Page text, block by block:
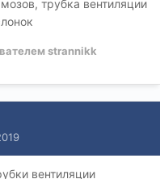
трубка вентиляции
strannikk
вентиляции